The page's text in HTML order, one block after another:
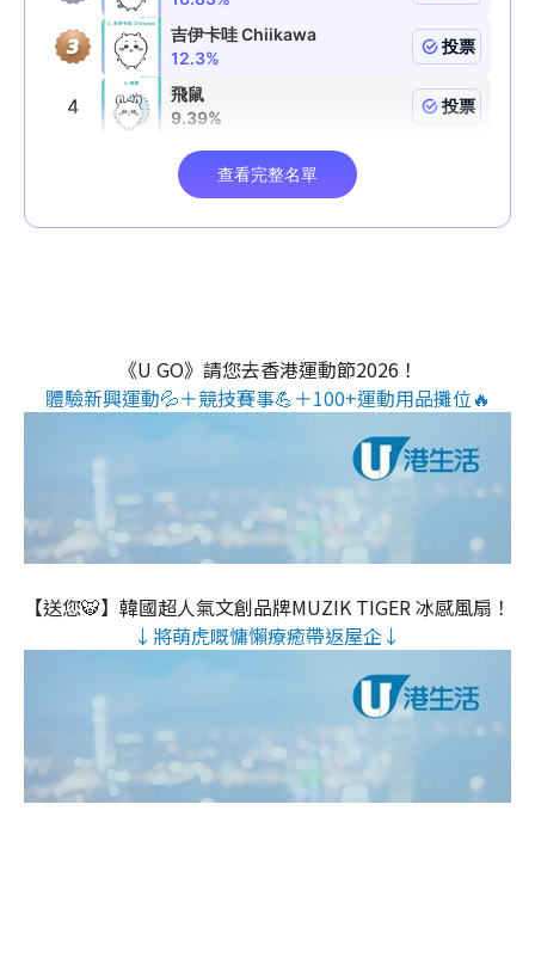
《U GO》請您去香港運動節2026！
體驗新興運動💦＋競技賽事💪＋100+運動用品攤位🔥
【送您🐯】韓國超人氣文創品牌MUZIK TIGER 冰感風扇！
↓將萌虎嘅慵懶療癒帶返屋企↓